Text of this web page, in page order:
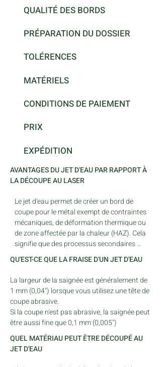
QUALITÉ DES BORDS
PRÉPARATION DU DOSSIER
TOLÉRENCES
MATÉRIELS
CONDITIONS DE PAIEMENT
PRIX
EXPÉDITION
AVANTAGES DU JET D'EAU PAR RAPPORT À
LA DÉCOUPE AU LASER
Le jet d'eau permet de créer un bord de
coupe pour le métal exempt de contraintes
mécaniques, de déformation thermique ou
de zone affectée par la chaleur (HAZ). Cela
signifie que des processus secondaires
tels que l'usinage peuvent être effectués
sur le bord du matériau.
La découpe au jet d'eau offre une finition
de bord de coupe satinée qui élimine les
processus de post-découpe.
QU'EST-CE QUE LA FRAISE D'UN JET D'EAU
La largeur de la saignée est généralement de
1 mm (0,04") lorsque vous utilisez une tête de
coupe abrasive.
Si la coupe n'est pas abrasive, la saignée peut
être aussi fine que 0,1 mm (0,005")
QUEL MATÉRIAU PEUT ÊTRE DÉCOUPÉ AU
JET D'EAU